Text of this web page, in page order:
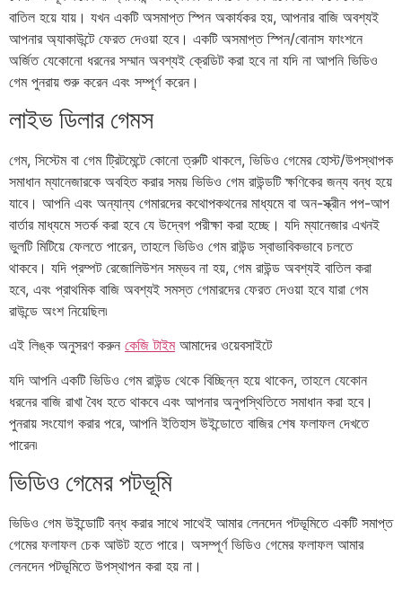
বাতিল হয়ে যায়। যখন একটি অসমাপ্ত স্পিন অকার্যকর হয়, আপনার বাজি অবশ্যই
আপনার অ্যাকাউন্টে ফেরত দেওয়া হবে। একটি অসমাপ্ত স্পিন/বোনাস ফাংশনে
অর্জিত যেকোনো ধরনের সম্মান অবশ্যই ক্রেডিট করা হবে না যদি না আপনি ভিডিও
গেম পুনরায় শুরু করেন এবং সম্পূর্ণ করেন।
লাইভ ডিলার গেমস
গেম, সিস্টেম বা গেম ট্রিটমেন্টে কোনো ত্রুটি থাকলে, ভিডিও গেমের হোস্ট/উপস্থাপক
সমাধান ম্যানেজারকে অবহিত করার সময় ভিডিও গেম রাউন্ডটি ক্ষণিকের জন্য বন্ধ হয়ে
যাবে। আপনি এবং অন্যান্য গেমারদের কথোপকথনের মাধ্যমে বা অন-স্ক্রীন পপ-আপ
বার্তার মাধ্যমে সতর্ক করা হবে যে উদ্বেগ পরীক্ষা করা হচ্ছে। যদি ম্যানেজার এখনই
ভুলটি মিটিয়ে ফেলতে পারেন, তাহলে ভিডিও গেম রাউন্ড স্বাভাবিকভাবে চলতে
থাকবে। যদি প্রম্পট রেজোলিউশন সম্ভব না হয়, গেম রাউন্ড অবশ্যই বাতিল করা
হবে, এবং প্রাথমিক বাজি অবশ্যই সমস্ত গেমারদের ফেরত দেওয়া হবে যারা গেম
রাউন্ডে অংশ নিয়েছিল৷
এই লিঙ্ক অনুসরণ করুন কেজি টাইমআমাদের ওয়েবসাইটে
যদি আপনি একটি ভিডিও গেম রাউন্ড থেকে বিচ্ছিন্ন হয়ে থাকেন, তাহলে যেকোন
ধরনের বাজি রাখা বৈধ হতে থাকবে এবং আপনার অনুপস্থিতিতে সমাধান করা হবে।
পুনরায় সংযোগ করার পরে, আপনি ইতিহাস উইন্ডোতে বাজির শেষ ফলাফল দেখতে
পারেন৷
ভিডিও গেমের পটভূমি
ভিডিও গেম উইন্ডোটি বন্ধ করার সাথে সাথেই আমার লেনদেন পটভূমিতে একটি সমাপ্ত
গেমের ফলাফল চেক আউট হতে পারে। অসম্পূর্ণ ভিডিও গেমের ফলাফল আমার
লেনদেন পটভূমিতে উপস্থাপন করা হয় না।